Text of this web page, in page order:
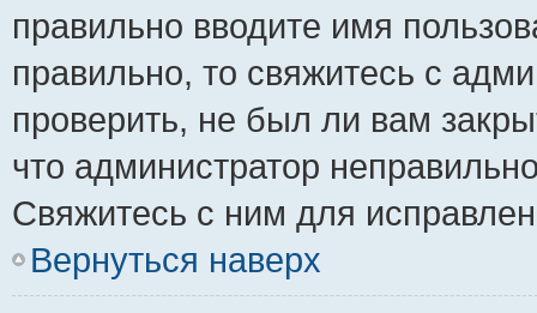
правильно вводите имя
правильно, то свяжитесь с
проверить, не был ли вам
что администратор
Свяжитесь с ним для
Вернуться наверх